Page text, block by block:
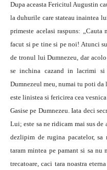
Dupa aceasta Fericitul Augustin
la duhurile care stateau inaintea
primeste acelasi raspuns:
facut si pe tine si pe noi! Atunci
de tronul lui Dumnezeu, dar
se inchina cazand in lacrimi
Dumnezeul meu, numai tu poti
este linistea si fericirea cea
Gasise pe Dumnezeu. Iata deci
Lui; este sa ne ridicam mai sus de
dezlipim de rugina pacatelor,
taram mintea pe pamant si sa
trecatoare, caci tara noastra